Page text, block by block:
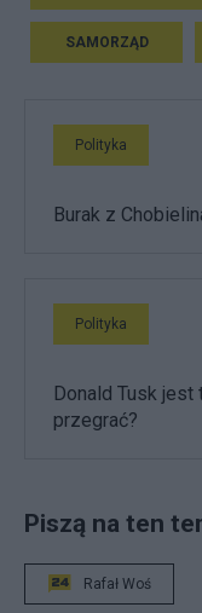
SAMORZĄD
Polityka
Burak z
Polityka
Donald Tusk
przegrać?
Piszą na ten
Rafał Woś